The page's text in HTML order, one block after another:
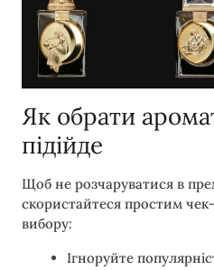
Як обрати
підійде
Щоб не розчаруватися в
скористайтеся простим
вибору:
Ігноруйте